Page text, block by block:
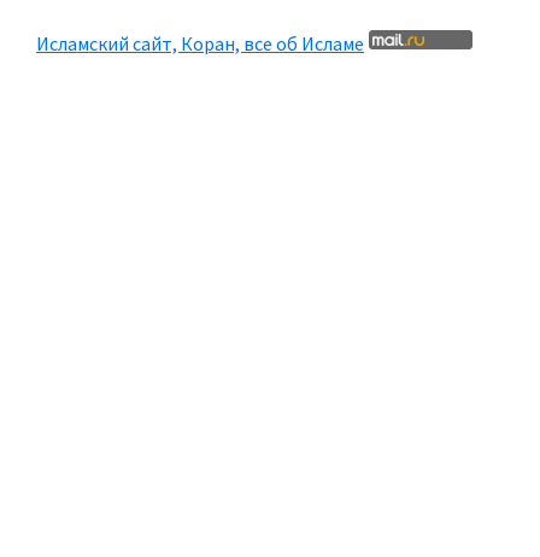
Исламский сайт, Коран, все об Исламе